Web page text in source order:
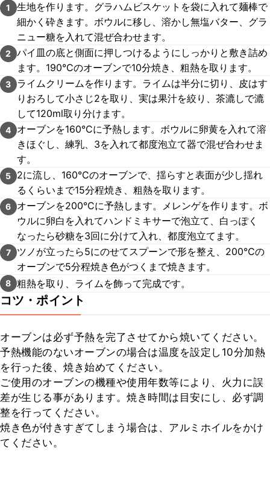
1
生地を作ります。グラハムビスケットを袋に入れて麺棒で
細かく砕きます。ボウルに移し、溶かし無塩バター、グラ
ニュー糖を入れて混ぜ合わせます。
2
パイ皿の底と側面に押しつけるようにしっかりと敷き詰め
ます。190°Cのオーブンで10分焼き、粗熱を取ります。
3
ライムクリームを作ります。ライムは半分に切り、皮はす
りおろして小さじ2を取り、実は果汁を絞り、茶漉しで漉
して120ml取り分けます。
4
オーブンを160°Cに予熱します。ボウルに卵黄を入れて溶
きほぐし、練乳、3を入れて都度泡立て器で混ぜ合わせま
す。
5
2に流し、160°Cのオーブンで、揺らすと表面が少し揺れ
るくらいまで15分程焼き、粗熱を取ります。
6
オーブンを200°Cに予熱します。メレンゲを作ります。ボ
ウルに卵白を入れてハンドミキサーで泡立て、白っぽく
なったら砂糖を3回に分けて入れ、都度泡立てます。
7
ツノが立ったら5にのせてスプーンで形を整え、200℃の
オーブンで5分程焼き色がつくまで焼きます。
8 粗熱を取り、ライムを飾って完成です。
コツ・ポイント
オーブンは必ず予熱を完了させてから焼いてください。
予熱機能のないオーブンの場合は温度を設定し10分加熱
を行った後、焼き始めてください。
ご使用のオーブンの機種や使用年数等により、火力に誤
差が生じる事があります。焼き時間は目安にし、必ず調
整を行ってください。
焼き色が付きすぎてしまう場合は、アルミホイルをかけ
てください。